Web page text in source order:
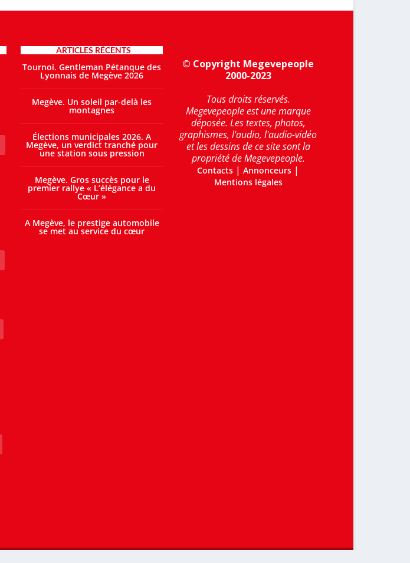
ARTICLES RÉCENTS
Tournoi. Gentleman Pétanque des
Lyonnais de Megève 2026
Megève. Un soleil par-delà les
montagnes
Élections municipales 2026. A
Megève, un verdict tranché pour
une station sous pression
Megève. Gros succès pour le
premier rallye « L’élégance a du
Cœur »
A Megève, le prestige automobile
se met au service du cœur
© Copyright Megevepeople
2000-2023
Tous droits réservés.
Megevepeople est une marque
déposée. Les textes, photos,
graphismes, l'audio, l'audio-vidéo
et les dessins de ce site sont la
propriété de Megevepeople.
Contacts |Annonceurs |
Mentions légales